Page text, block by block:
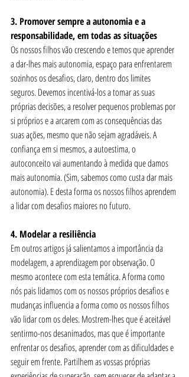
3. Promover sempre a autonomia e a
responsabilidade, em todas as situações
Os nossos filhos vão crescendo e temos que aprender
a dar-lhes mais autonomia, espaço para enfrentarem
sozinhos os desafios, claro, dentro dos limites
seguros. Devemos incentivá-los a tomar as suas
próprias decisões, a resolver pequenos problemas por
si próprios e a arcarem com as consequências das
suas ações, mesmo que não sejam agradáveis. A
confiança em si mesmos, a autoestima, o
autoconceito vai aumentando à medida que damos
mais autonomia. (Sim, sabemos como custa dar mais
autonomia). E desta forma os nossos filhos aprendem
a lidar com desafios maiores no futuro.
4. Modelar a resiliência
Em outros artigos já salientamos a importância da
modelagem, a aprendizagem por observação. O
mesmo acontece com esta temática. A forma como
nós pais lidamos com os nossos próprios desafios e
mudanças influencia a forma como os nossos filhos
vão lidar com os deles. Mostrem-lhes que é aceitável
sentirmo-nos desanimados, mas que é importante
enfrentar os desafios, aprender com as dificuldades e
seguir em frente. Partilhem as vossas próprias